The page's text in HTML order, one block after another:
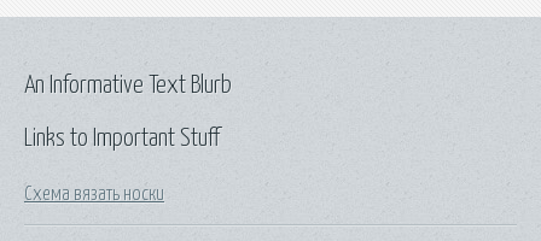
Links to Important Stuff
Схема вязать носки
An Informative Text Blurb